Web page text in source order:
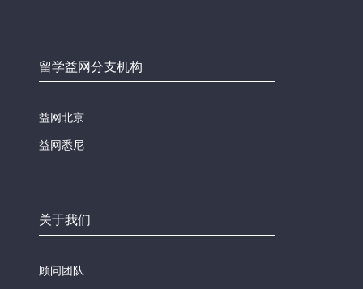
留学益网分支机构
益网北京
益网悉尼
关于我们
顾问团队